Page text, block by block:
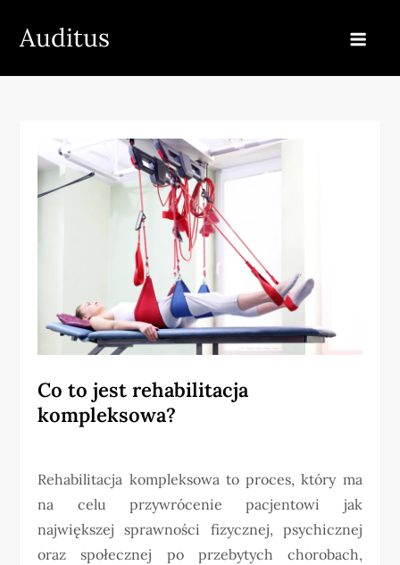
Auditus
Co to jest rehabilitacja
kompleksowa?
Rehabilitacja kompleksowa to proces, który ma
na celu przywrócenie pacjentowi jak
największej sprawności fizycznej, psychicznej
oraz społecznej po przebytych chorobach,